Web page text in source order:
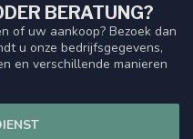
BERATUNG?
of uw aankoop? Bezoek dan
u onze bedrijfsgegevens,
en verschillende manieren